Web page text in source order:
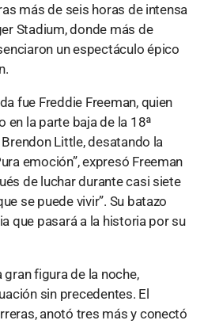
más de seis horas de intensa
Stadium, donde más de
un espectáculo épico
fue Freddie Freeman, quien
en la parte baja de la 18ª
Little, desatando la
emoción”, expresó Freeman
de luchar durante casi siete
se puede vivir”. Su batazo
que pasará a la historia por su
figura de la noche,
sin precedentes. El
anotó tres más y conectó